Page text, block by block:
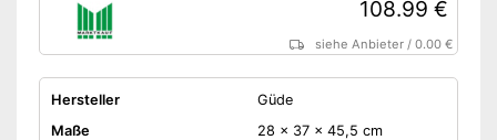
108.99 €
siehe Anbieter /0.00 €
Hersteller
Güde
Maße
28 x 37 x 45,5 cm